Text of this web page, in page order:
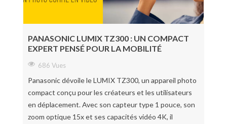
PANASONIC LUMIX TZ300 : UN COMPACT
EXPERT PENSÉ POUR LA MOBILITÉ
686 Vues
Panasonic dévoile le LUMIX TZ300, un appareil photo
compact conçu pour les créateurs et les utilisateurs
en déplacement. Avec son capteur type 1 pouce, son
zoom optique 15x et ses capacités vidéo 4K, il